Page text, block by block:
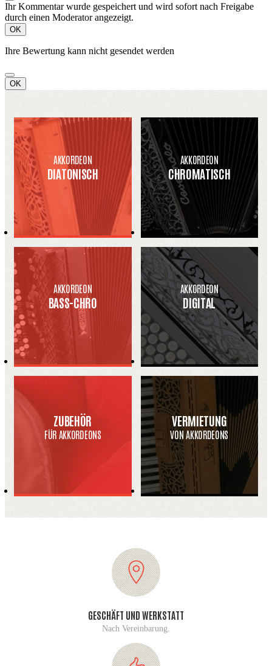
Ihr Kommentar wurde gespeichert und wird sofort nach Freigabe
durch einen Moderator angezeigt.
OK
Ihre Bewertung kann nicht gesendet werden
OK
AKKORDEON
DIATONISCH
AKKORDEON
CHROMATISCH
AKKORDEON
BASS-CHRO
AKKORDEON
DIGITAL
ZUBEHÖR
FÜR AKKORDEONS
VERMIETUNG
VON AKKORDEONS
GESCHÄFT UND WERKSTATT
Nach Vereinbarung.